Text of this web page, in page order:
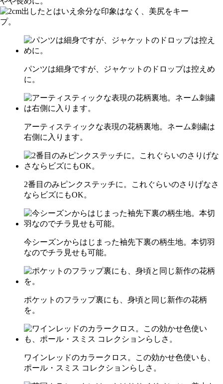
パンツは細身ですが、ジャケットのドロップは控えめ
に。
アーティスティックな表現の花柄裏地。ネーム刺繍は
右側に入ります。
2番目のみピンクステッチに。これぐらいのさりげなさ
ならビズにもOK。
今シーズンからはじまった袖先下裏の柄生地。本切羽
なのでチラ見せも可能。
ポケットのフラップ裏にも、身頃と同じ新作の花柄
を。
ワインレッドのカラークロス。この効かせ色使いも、
ポール・スミス コレクションらしさ。